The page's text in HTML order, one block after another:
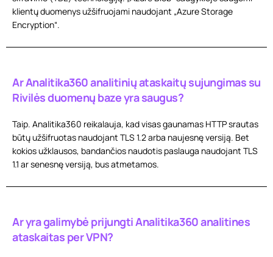
klientų duomenys užšifruojami naudojant „Azure Storage
Encryption“.
Ar Analitika360 analitinių ataskaitų sujungimas su
Rivilės duomenų baze yra saugus?
Taip. Analitika360 reikalauja, kad visas gaunamas HTTP srautas
būtų užšifruotas naudojant TLS 1.2 arba naujesnę versiją. Bet
kokios užklausos, bandančios naudotis paslauga naudojant TLS
1.1 ar senesnę versiją, bus atmetamos.
Ar yra galimybė prijungti Analitika360 analitines
ataskaitas per VPN?